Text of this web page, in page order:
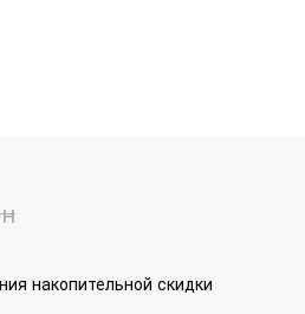
накопительной скидки